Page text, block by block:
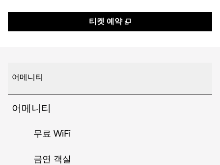
티켓 예약 ,
어메니티
어메니티
무료 WiFi
금연 객실